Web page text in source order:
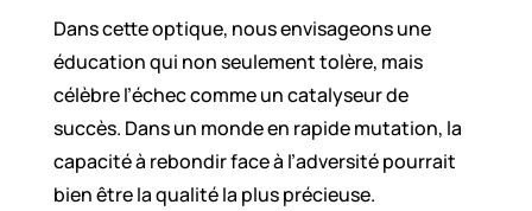
Dans cette optique, nous envisageons une
éducation qui non seulement tolère, mais
célèbre l’échec comme un catalyseur de
succès. Dans un monde en rapide mutation, la
capacité à rebondir face à l’adversité pourrait
bien être la qualité la plus précieuse.